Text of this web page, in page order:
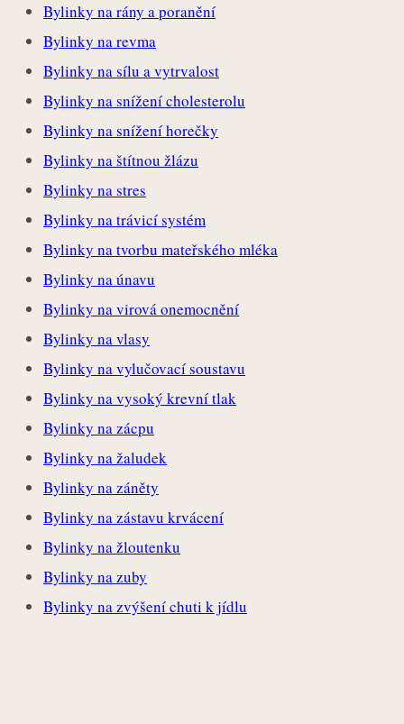
Bylinky na rány a poranění
Bylinky na revma
Bylinky na sílu a vytrvalost
Bylinky na snížení cholesterolu
Bylinky na snížení horečky
Bylinky na štítnou žlázu
Bylinky na stres
Bylinky na trávicí systém
Bylinky na tvorbu mateřského mléka
Bylinky na únavu
Bylinky na virová onemocnění
Bylinky na vlasy
Bylinky na vylučovací soustavu
Bylinky na vysoký krevní tlak
Bylinky na zácpu
Bylinky na žaludek
Bylinky na záněty
Bylinky na zástavu krvácení
Bylinky na žloutenku
Bylinky na zuby
Bylinky na zvýšení chuti k jídlu